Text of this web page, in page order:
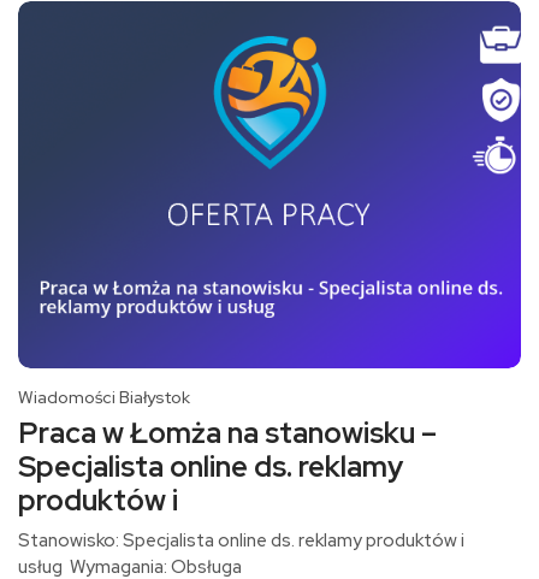
Wiadomości Białystok
Praca w Łomża na stanowisku –
Specjalista online ds. reklamy
produktów i
Stanowisko: Specjalista online ds. reklamy produktów i
usług Wymagania: Obsługa